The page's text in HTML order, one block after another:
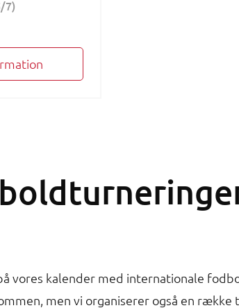
7)
vores kalender med internationale
men vi organiserer også en